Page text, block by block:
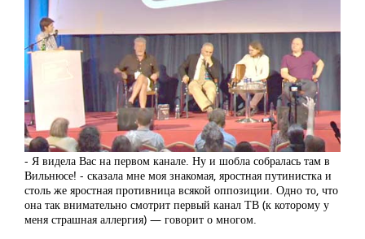
- Я видела Вас на первом канале. Ну и шобла собралась там в
Вильнюсе! - сказала мне моя знакомая, яростная путинистка и
столь же яростная противница всякой оппозиции. Одно то, что
она так внимательно смотрит первый канал ТВ (к которому у
меня страшная аллергия) — говорит о многом.